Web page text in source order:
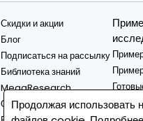
Скидки и акции
Блог
Подписаться на рассылку
Библиотека знаний
MegaResearch
Отрасли
Продолжая использовать